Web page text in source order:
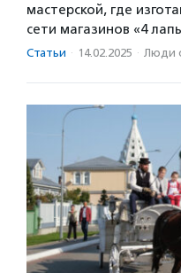
мастерской, где
сети магазинов «4
Статьи · 14.02.2025 · Люди